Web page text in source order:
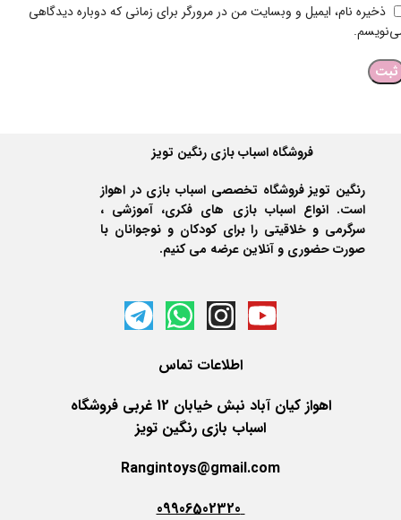
ذخیره نام، ایمیل و وبسایت من در مرورگر برای زمانی که دوباره دیدگاهی
فروشگاه اسباب بازی رنگین تویز
رنگین تویز فروشگاه تخصصی اسباب بازی در اهواز
است. انواع اسباب بازی های فکری، آموزشی ،
سرگرمی و خلاقیتی را برای کودکان و نوجوانان با
صورت حضوری و آنلاین عرضه می کنیم.
اطلاعات تماس
اهواز کیان آباد نبش خیابان 12 غربی فروشگاه
اسباب بازی رنگین تویز
Rangintoys@gmail.com
09906502320